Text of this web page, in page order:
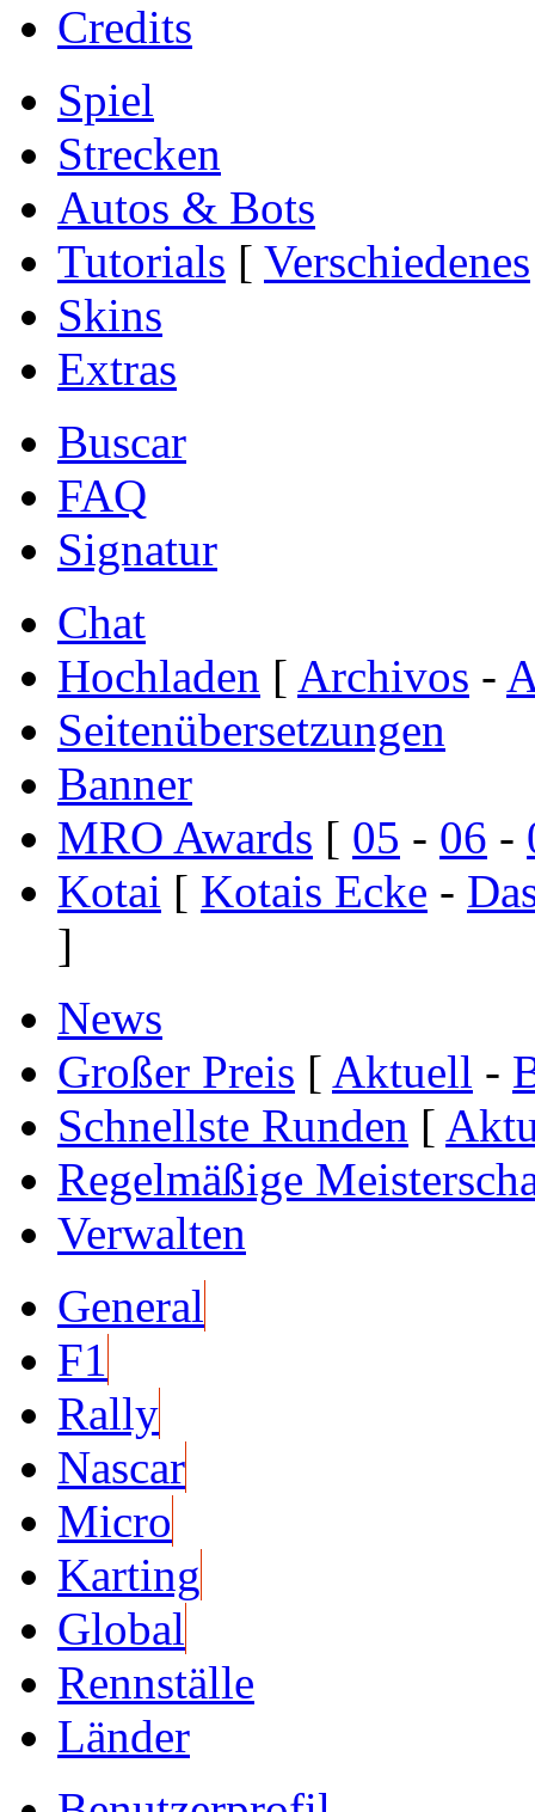
Credits
Spiel
Strecken
Autos & Bots
Tutorials [ Verschiedenes
Skins
Extras
Buscar
FAQ
Signatur
Chat
Hochladen [ Archivos -
Seitenübersetzungen
Banner
MRO Awards [ 05 - 06 -
Kotai [ Kotais Ecke -
]
News
Großer Preis [ Aktuell -
Schnellste Runden [
Regelmäßige
Verwalten
General
F1
Rally
Nascar
Micro
Karting
Global
Rennställe
Länder